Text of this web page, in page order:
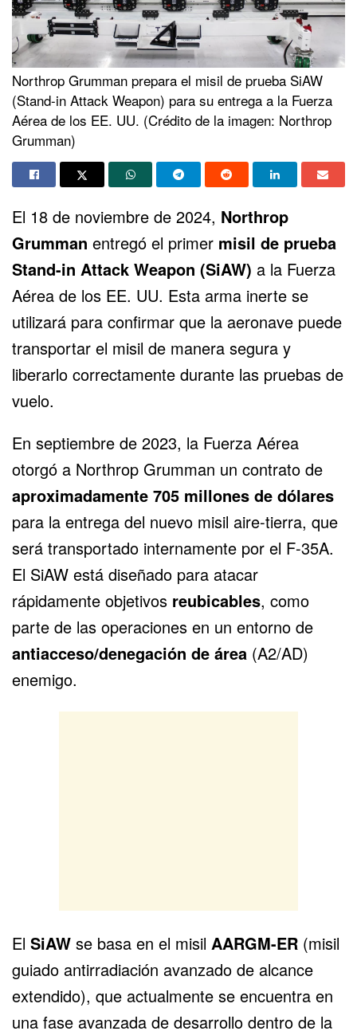
Northrop Grumman prepara el misil de prueba SiAW
(Stand-in Attack Weapon) para su entrega a la Fuerza
Aérea de los EE. UU. (Crédito de la imagen: Northrop
Grumman)
El 18 de noviembre de 2024, Northrop
Grumman entregó el primer misil de prueba
Stand-in Attack Weapon (SiAW) a la Fuerza
Aérea de los EE. UU. Esta arma inerte se
utilizará para confirmar que la aeronave puede
transportar el misil de manera segura y
liberarlo correctamente durante las pruebas de
vuelo.
En septiembre de 2023, la Fuerza Aérea
otorgó a Northrop Grumman un contrato de
aproximadamente 705 millones de dólares
para la entrega del nuevo misil aire-tierra, que
será transportado internamente por el F-35A.
El SiAW está diseñado para atacar
rápidamente objetivos reubicables, como
parte de las operaciones en un entorno de
antiacceso/denegación de área (A2/AD)
enemigo.
El SiAW se basa en el misil AARGM-ER (misil
guiado antirradiación avanzado de alcance
extendido), que actualmente se encuentra en
una fase avanzada de desarrollo dentro de la